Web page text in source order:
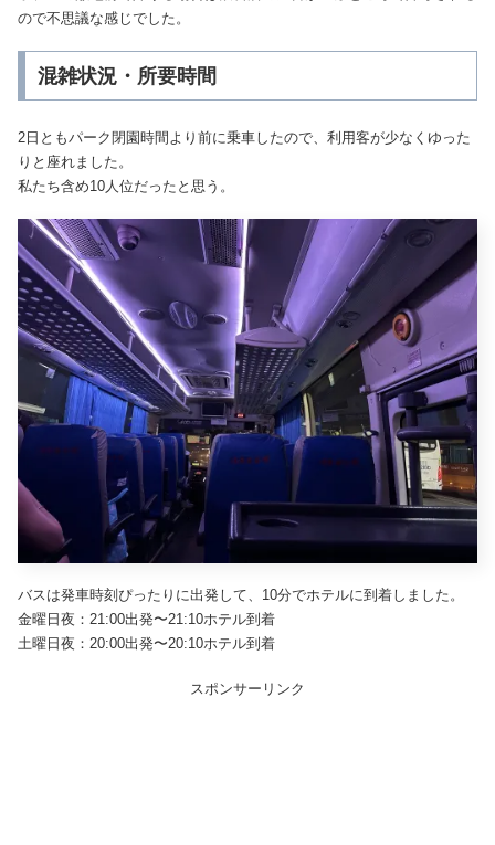
ので不思議な感じでした。
混雑状況・所要時間
2日ともパーク閉園時間より前に乗車したので、利用客が少なくゆった
りと座れました。
私たち含め10人位だったと思う。
バスは発車時刻ぴったりに出発して、10分でホテルに到着しました。
金曜日夜：21:00出発〜21:10ホテル到着
土曜日夜：20:00出発〜20:10ホテル到着
スポンサーリンク